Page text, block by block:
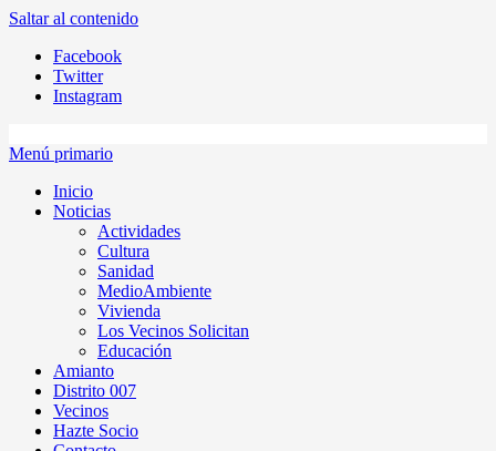
Saltar al contenido
Facebook
Twitter
Instagram
Menú primario
Inicio
Noticias
Actividades
Cultura
Sanidad
MedioAmbiente
Vivienda
Los Vecinos Solicitan
Educación
Amianto
Distrito 007
Vecinos
Hazte Socio